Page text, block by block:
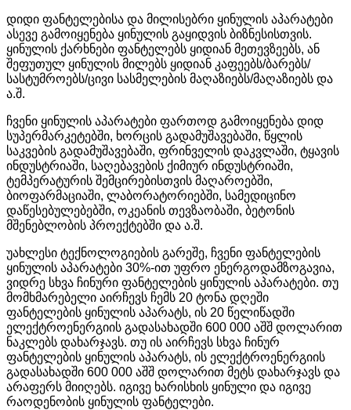
დიდი ფანტელებისა და მილისებრი ყინულის აპარატები
ასევე გამოიყენება ყინულის გაყიდვის ბიზნესისთვის.
ყინულის ქარხნები ფანტელებს ყიდიან მეთევზეებს, ან
შეფუთულ ყინულის მილებს ყიდიან კაფეებს/ბარებს/
სასტუმროებს/ცივი სასმელების მაღაზიებს/მაღაზიებს და
ა.შ.
ჩვენი ყინულის აპარატები ფართოდ გამოიყენება დიდ
სუპერმარკეტებში, ხორცის გადამუშავებაში, წყლის
საკვების გადამუშავებაში, ფრინველის დაკვლაში, ტყავის
ინდუსტრიაში, საღებავების ქიმიურ ინდუსტრიაში,
ტემპერატურის შემცირებისთვის მაღაროებში,
ბიოფარმაციაში, ლაბორატორიებში, სამედიცინო
დაწესებულებებში, ოკეანის თევზაობაში, ბეტონის
მშენებლობის პროექტებში და ა.შ.
უახლესი ტექნოლოგიების გარეშე, ჩვენი ფანტელების
ყინულის აპარატები 30%-ით უფრო ენერგოდამზოგავია,
ვიდრე სხვა ჩინური ფანტელების ყინულის აპარატები. თუ
მომხმარებელი აირჩევს ჩემს 20 ტონა დღეში
ფანტელების ყინულის აპარატს, ის 20 წელიწადში
ელექტროენერგიის გადასახადში 600 000 აშშ დოლარით
ნაკლებს დახარჯავს. თუ ის აირჩევს სხვა ჩინურ
ფანტელების ყინულის აპარატს, ის ელექტროენერგიის
გადასახადში 600 000 აშშ დოლარით მეტს დახარჯავს და
არაფერს მიიღებს. იგივე ხარისხის ყინული და იგივე
რაოდენობის ყინულის ფანტელები.